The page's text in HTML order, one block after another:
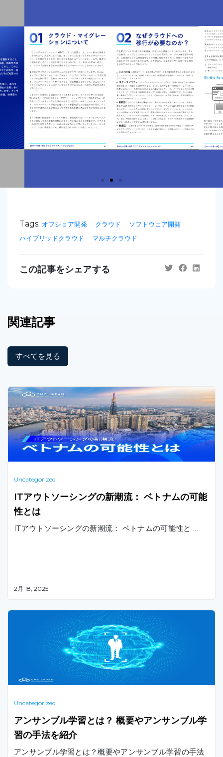
Tags: オフショア開発 クラウド
ソフトウェア開発
ハイブリッドクラウド
マルチクラウド
この記事をシェアする
関連記事
すべてを見る
Uncategorized
ITアウトソーシングの新潮流： ベトナムの可能
性とは
ITアウトソーシングの新潮流： ベトナムの可能性と …
2月 18, 2025
Uncategorized
アンサンブル学習とは？ 概要やアンサンブル学
習の手法を紹介
アンサンブル学習とは？概要やアンサンブル学習の手法